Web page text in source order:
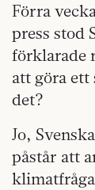
Förra
press stod
förklarade
att göra ett
det?
Jo,
påstår att